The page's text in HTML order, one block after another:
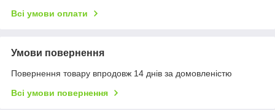
Всі умови оплати
Умови повернення
Повернення товару впродовж 14 днів за домовленістю
Всі умови повернення